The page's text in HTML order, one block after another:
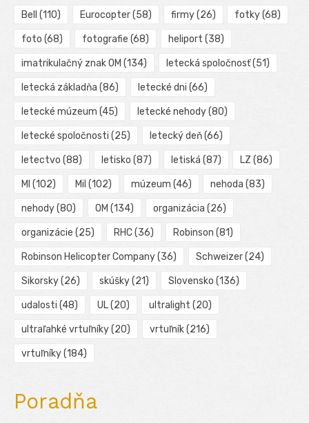
Bell (110) Eurocopter(58) firmy(26) fotky(68)
foto (68) fotografie (68) heliport (38)
imatrikulačný znak OM (134) letecká spoločnosť(51)
letecká základňa (86) letecké dni (66)
letecké múzeum (45) letecké nehody(80)
letecké spoločnosti (25) letecký deň(66)
letectvo (88) letisko (87) letiská (87) LZ (86)
MI (102) Mil (102) múzeum (46) nehoda (83)
nehody(80) OM (134) organizácia (26)
organizácie (25) RHC(36) Robinson (81)
Robinson Helicopter Company(36) Schweizer(24)
Sikorsky(26) skúšky(21) Slovensko (136)
udalosti (48) UL(20) ultralight (20)
ultraľahké vrtuľníky(20) vrtuľník(216)
vrtuľníky(184)
Poradňa